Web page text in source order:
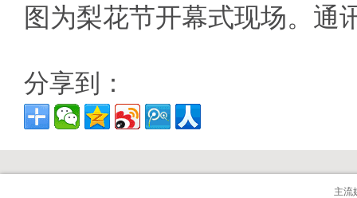
图为梨花节开幕式现场。通
分享到：
主流